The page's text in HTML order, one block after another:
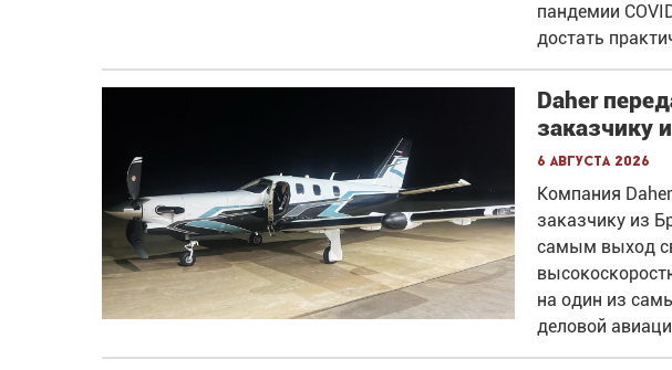
пандемии
достать
Daher
заказчику
6 августа 2026
Компания
заказчику из
самым выход
на один из
деловой